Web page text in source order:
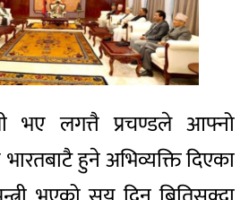
भए लगत्तै प्रचण्डले आफ्नो
हुने अभिव्यक्ति दिएका